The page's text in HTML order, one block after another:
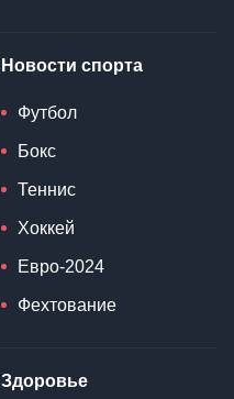
Новости спорта
Футбол
Бокс
Теннис
Хоккей
Евро-2024
Фехтование
Здоровье